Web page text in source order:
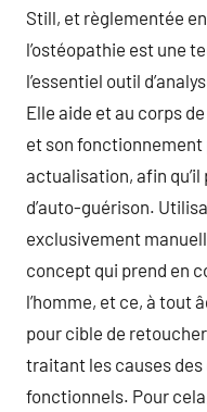
Still, et règlementée
l’ostéopathie est une
l’essentiel outil
Elle aide et au corps
et son fonctionnement
actualisation, afin
d’auto-guérison.
exclusivement
concept qui prend en
l’homme, et ce, à tout
pour cible de
traitant les causes
fonctionnels. Pour